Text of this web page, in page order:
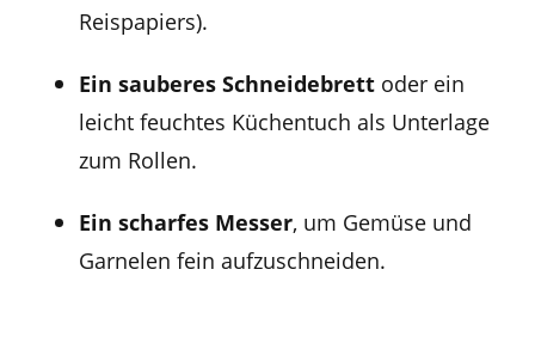
Reispapiers).
Ein sauberes Schneidebrettoder ein
leicht feuchtes Küchentuch als Unterlage
zum Rollen.
Ein scharfes Messer, um Gemüse und
Garnelen fein aufzuschneiden.